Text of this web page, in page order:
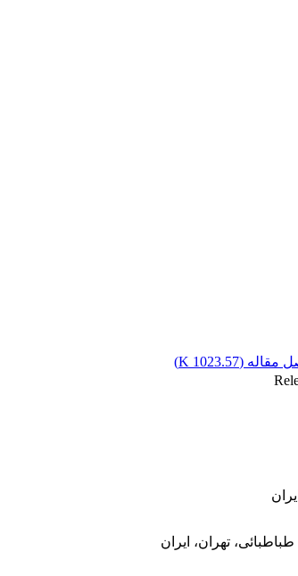
مقاله (1023.57 K
)
تهران، ایران